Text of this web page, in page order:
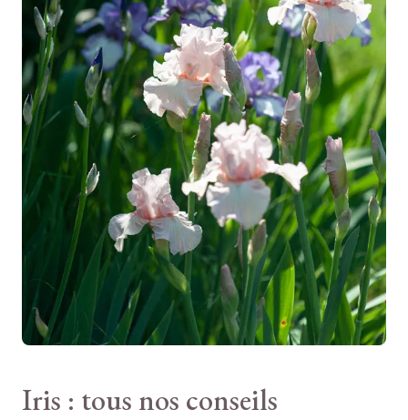
Floraison décorative
LARGEUR ADULTE
30 cm
TYPE DE SOL
Léger, Tous
RUSTICITÉ
Très rustique
Iris : tous nos conseils